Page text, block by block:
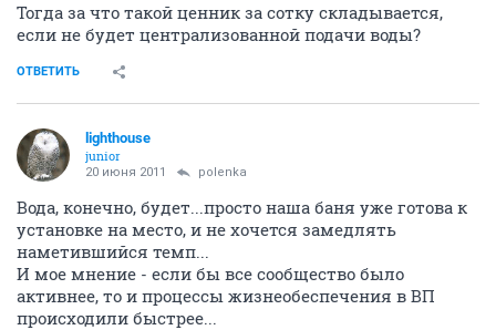
Тогда за что такой ценник за сотку складывается,
если не будет централизованной подачи воды?
ОТВЕТИТЬ
lighthouse
junior
20 июня 2011 polenka
Вода, конечно, будет...просто наша баня уже готова к
установке на место, и не хочется замедлять
наметившийся темп...
И мое мнение - если бы все сообщество было
активнее, то и процессы жизнеобеспечения в ВП
происходили быстрее...